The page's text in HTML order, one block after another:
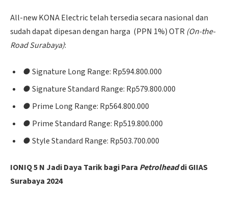
All-new KONA Electric telah tersedia secara nasional dan
sudah dapat dipesan dengan harga (PPN 1%) OTR (On-the-
Road Surabaya):
●Signature Long Range: Rp594.800.000
●Signature Standard Range: Rp579.800.000
● Prime Long Range: Rp564.800.000
● Prime Standard Range: Rp519.800.000
●Style Standard Range: Rp503.700.000
IONIQ 5 N Jadi Daya Tarik bagi Para Petrolheaddi GIIAS
Surabaya 2024